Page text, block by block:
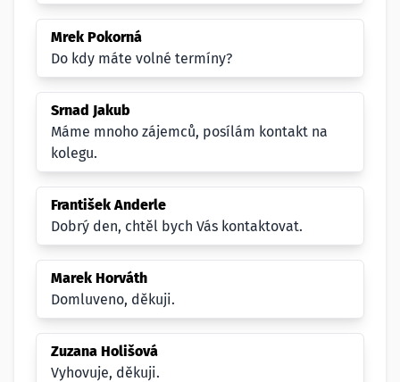
Mrek Pokorná
Do kdy máte volné termíny?
Srnad Jakub
Máme mnoho zájemců, posílám kontakt na
kolegu.
František Anderle
Dobrý den, chtěl bych Vás kontaktovat.
Marek Horváth
Domluveno, děkuji.
Zuzana Holišová
Vyhovuje, děkuji.